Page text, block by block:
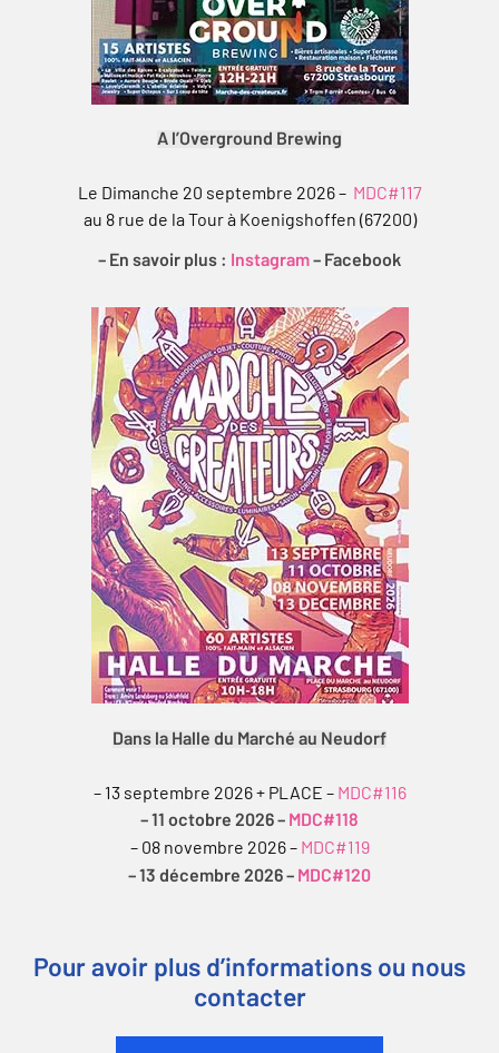
A l’Overground Brewing
Le Dimanche 20 septembre 2026 – MDC#117
au 8 rue de la Tour à Koenigshoffen (67200)
– En savoir plus : Instagram– Facebook
Dans la Halle du Marché au Neudorf
– 13 septembre 2026 + PLACE – MDC#116
– 11 octobre 2026 – MDC#118
– 08 novembre 2026 – MDC#119
– 13 décembre 2026 – MDC#120
Pour avoir plus d’informations ou nous
contacter